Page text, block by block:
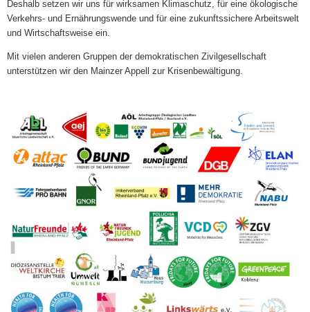
Deshalb setzen wir uns für wirksamen Klimaschutz, für eine ökologische
Verkehrs- und Ernährungswende und für eine zukunftssichere Arbeitswelt
und Wirtschaftsweise ein.
Mit vielen anderen Gruppen der demokratischen Zivilgesellschaft
unterstützen wir den Mainzer Appell zur Krisenbewältigung.